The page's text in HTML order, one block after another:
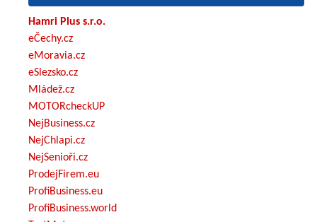
Hamri Plus s.r.o.
eČechy.cz
eMoravia.cz
eSlezsko.cz
Mládež.cz
MOTORcheckUP
NejBusiness.cz
NejChlapi.cz
NejSenioři.cz
ProdejFirem.eu
ProfiBusiness.eu
ProfiBusiness.world